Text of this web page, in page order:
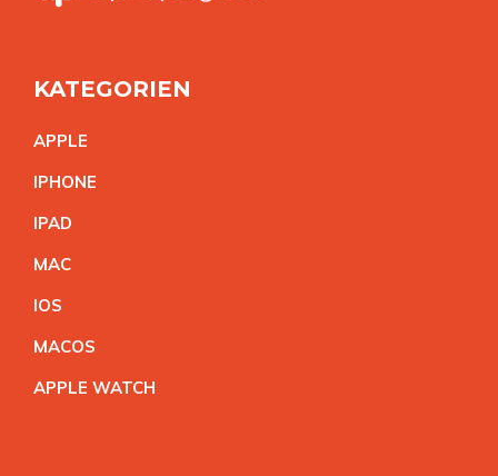
KATEGORIEN
APPLE
IPHONE
IPAD
MAC
IOS
MACOS
APPLE WATCH